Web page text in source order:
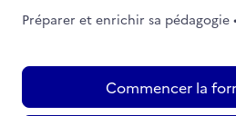
Préparer et enrichir sa pédagogie
Commencer la